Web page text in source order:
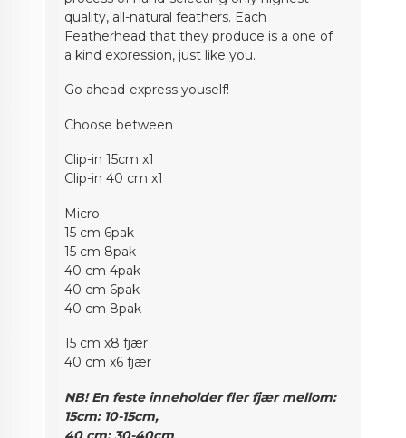
quality, all-natural feathers. Each
Featherhead that they produce is a one of
a kind expression, just like you.
Go ahead-express youself!
Choose between
Clip-in 15cm x1
Clip-in 40 cm x1
Micro
15 cm 6pak
15 cm 8pak
40 cm 4pak
40 cm 6pak
40 cm 8pak
15 cm x8 fjær
40 cm x6 fjær
NB! En feste inneholder fler fjær mellom:
15cm: 10-15cm,